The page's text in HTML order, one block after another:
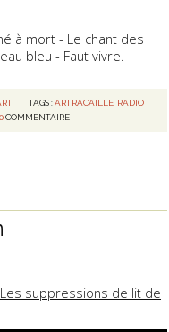
à mort - Le chant des
bleu - Faut vivre.
TAGS :ARTRACAILLE RADIO
0 COMMENTAIRE
Les suppressions de lit de